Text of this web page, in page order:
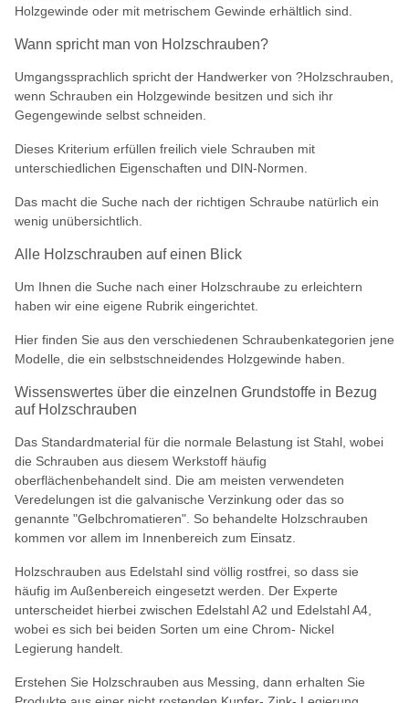
Holzgewinde oder mit metrischem Gewinde erhältlich sind.
Wann spricht man von Holzschrauben?
Umgangssprachlich spricht der Handwerker von ?Holzschrauben,
wenn Schrauben ein Holzgewinde besitzen und sich ihr
Gegengewinde selbst schneiden.
Dieses Kriterium erfüllen freilich viele Schrauben mit
unterschiedlichen Eigenschaften und DIN-Normen.
Das macht die Suche nach der richtigen Schraube natürlich ein
wenig unübersichtlich.
Alle Holzschrauben auf einen Blick
Um Ihnen die Suche nach einer Holzschraube zu erleichtern
haben wir eine eigene Rubrik eingerichtet.
Hier finden Sie aus den verschiedenen Schraubenkategorien jene
Modelle, die ein selbstschneidendes Holzgewinde haben.
Wissenswertes über die einzelnen Grundstoffe in Bezug
auf Holzschrauben
Das Standardmaterial für die normale Belastung ist Stahl, wobei
die Schrauben aus diesem Werkstoff häufig
oberflächenbehandelt sind. Die am meisten verwendeten
Veredelungen ist die galvanische Verzinkung oder das so
genannte "Gelbchromatieren". So behandelte Holzschrauben
kommen vor allem im Innenbereich zum Einsatz.
Holzschrauben aus Edelstahl sind völlig rostfrei, so dass sie
häufig im Außenbereich eingesetzt werden. Der Experte
unterscheidet hierbei zwischen Edelstahl A2 und Edelstahl A4,
wobei es sich bei beiden Sorten um eine Chrom- Nickel
Legierung handelt.
Erstehen Sie Holzschrauben aus Messing, dann erhalten Sie